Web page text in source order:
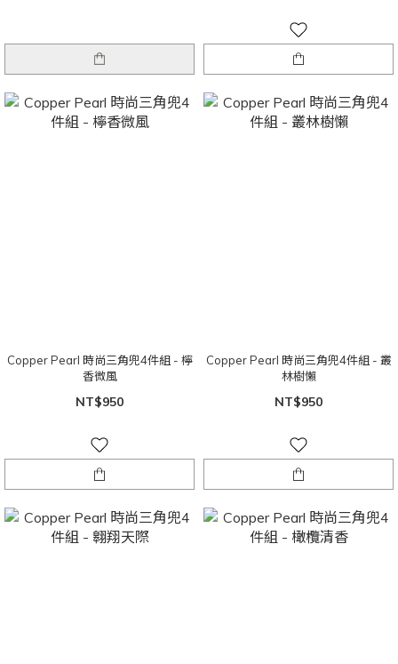
Copper Pearl 時尚三角兜4件組 - 檸
香微風
NT$950
Copper Pearl 時尚三角兜4件組 - 叢
林樹懶
NT$950